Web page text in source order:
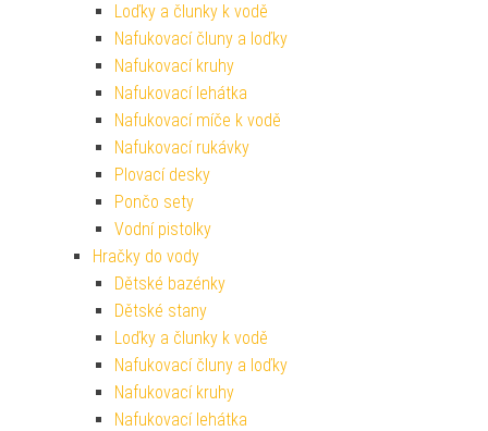
Loďky a člunky k vodě
Nafukovací čluny a loďky
Nafukovací kruhy
Nafukovací lehátka
Nafukovací míče k vodě
Nafukovací rukávky
Plovací desky
Pončo sety
Vodní pistolky
Hračky do vody
Dětské bazénky
Dětské stany
Loďky a člunky k vodě
Nafukovací čluny a loďky
Nafukovací kruhy
Nafukovací lehátka